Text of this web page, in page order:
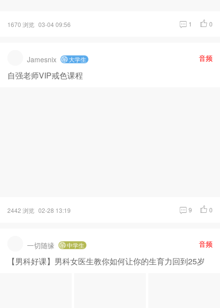
1670 浏览 03-04 09:56 1 0
Jamesnix 大学生 音频
自强老师VIP戒色课程
2442 浏览 02-28 13:19 9 0
一切随缘 中学生 音频
【男科好课】男科女医生教你如何让你的生育力回到25岁